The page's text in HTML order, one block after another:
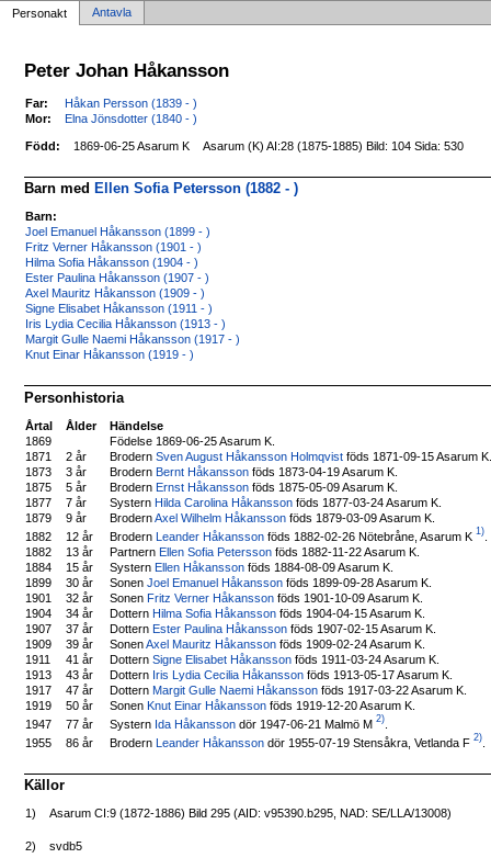
Personakt Antavla
Peter Johan Håkansson
Far:
Håkan Persson (1839 - )
Mor:
Elna Jönsdotter (1840 - )
Född: 1869-06-25 Asarum K Asarum (K) AI:28 (1875-1885) Bild: 104 Sida: 530
Barn med Ellen Sofia Petersson (1882 - )
Barn:
Joel Emanuel Håkansson (1899 - )
Fritz Verner Håkansson (1901 - )
Hilma Sofia Håkansson (1904 - )
Ester Paulina Håkansson (1907 - )
Axel Mauritz Håkansson (1909 - )
Signe Elisabet Håkansson (1911 - )
Iris Lydia Cecilia Håkansson (1913 - )
Margit Gulle Naemi Håkansson (1917 - )
Knut Einar Håkansson (1919 - )
Personhistoria
Årtal Ålder
Händelse
1869
Födelse 1869-06-25 Asarum K.
1871
2 år BrodernSven August Håkansson Holmqvist föds 1871-09-15 Asarum
1873
3 år BrodernBernt Håkansson föds 1873-04-19 Asarum K.
1875
5 år BrodernErnst Håkansson föds 1875-05-09 Asarum K.
1877
7 år SysternHilda Carolina Håkansson föds 1877-03-24 Asarum K.
1879
9 år BrodernAxel Wilhelm Håkansson föds 1879-03-09 Asarum K.
1882
12 år BrodernLeander Håkansson föds 1882-02-26 Nötebråne, Asarum K 1)
1882
13 år PartnernEllen Sofia Petersson föds 1882-11-22 Asarum K.
1884
15 år SysternEllen Håkansson föds 1884-08-09 Asarum K.
1899
30 år SonenJoel Emanuel Håkansson föds 1899-09-28 Asarum K.
1901
32 år SonenFritz Verner Håkansson föds 1901-10-09 Asarum K.
1904
34 år DotternHilma Sofia Håkansson föds 1904-04-15 Asarum K.
1907
37 år DotternEster Paulina Håkansson föds 1907-02-15 Asarum K.
1909
39 år SonenAxel Mauritz Håkansson föds 1909-02-24 Asarum K.
1911
41 år DotternSigne Elisabet Håkansson föds 1911-03-24 Asarum K.
1913
43 år Dottern Iris Lydia Cecilia Håkansson föds 1913-05-17 Asarum K.
1917
47 år DotternMargit Gulle Naemi Håkansson föds 1917-03-22 Asarum K.
1919
50 år SonenKnut Einar Håkansson föds 1919-12-20 Asarum K.
1947
77 år Systern Ida Håkansson dör 1947-06-21 Malmö M 2)
1955
86 år BrodernLeander Håkansson dör 1955-07-19 Stensåkra, Vetlanda F 2)
Källor
1) Asarum CI:9 (1872-1886) Bild 295 (AID: v95390.b295, NAD: SE/LLA/13008)
2) svdb5